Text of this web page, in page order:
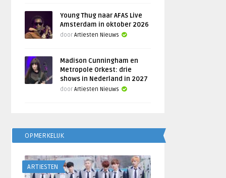
Young Thug naar AFAS Live
Amsterdam in oktober 2026
doorArtiesten Nieuws
Madison Cunningham en
Metropole Orkest: drie
shows in Nederland in 2027
doorArtiesten Nieuws
OPMERKELIJK
ARTIESTEN